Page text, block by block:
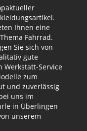
Ihnen eine
Fahrrad.
Sie sich von
gute
Werkstatt-Service
zum
und zuverlässig
uns im
in Überlingen
unserem